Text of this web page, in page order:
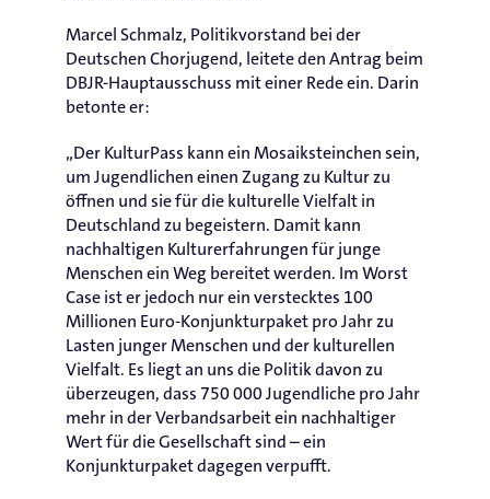
Marcel Schmalz, Politikvorstand bei der
Deutschen Chorjugend, leitete den Antrag beim
DBJR-Hauptausschuss mit einer Rede ein. Darin
betonte er:
„Der KulturPass kann ein Mosaiksteinchen sein,
um Jugendlichen einen Zugang zu Kultur zu
öffnen und sie für die kulturelle Vielfalt in
Deutschland zu begeistern. Damit kann
nachhaltigen Kulturerfahrungen für junge
Menschen ein Weg bereitet werden. Im Worst
Case ist er jedoch nur ein verstecktes 100
Millionen Euro-Konjunkturpaket pro Jahr zu
Lasten junger Menschen und der kulturellen
Vielfalt. Es liegt an uns die Politik davon zu
überzeugen, dass 750 000 Jugendliche pro Jahr
mehr in der Verbandsarbeit ein nachhaltiger
Wert für die Gesellschaft sind – ein
Konjunkturpaket dagegen verpufft.